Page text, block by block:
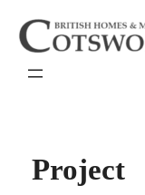
容
Project